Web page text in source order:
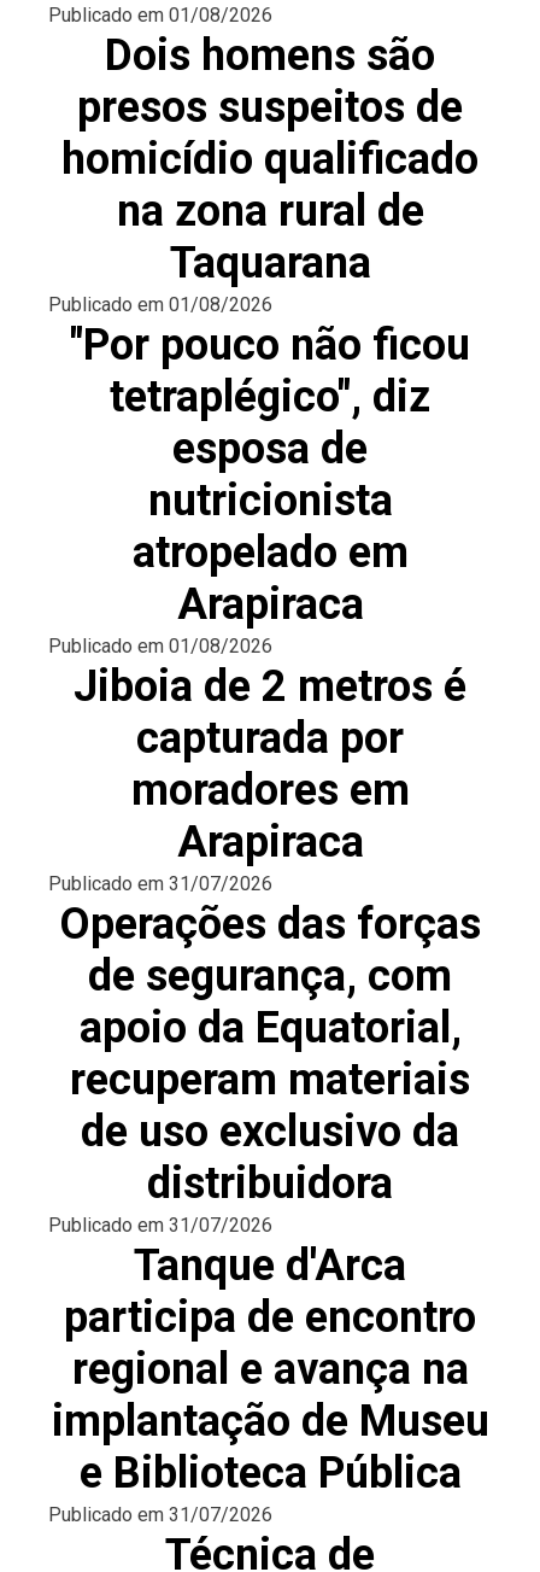
Publicado em 01/08/2026
Dois homens são
presos suspeitos de
homicídio qualificado
na zona rural de
Taquarana
Publicado em 01/08/2026
"Por pouco não ficou
tetraplégico", diz
esposa de
nutricionista
atropelado em
Arapiraca
Publicado em 01/08/2026
Jiboia de 2 metros é
capturada por
moradores em
Arapiraca
Publicado em 31/07/2026
Operações das forças
de segurança, com
apoio da Equatorial,
recuperam materiais
de uso exclusivo da
distribuidora
Publicado em 31/07/2026
Tanque d'Arca
participa de encontro
regional e avança na
implantação de Museu
e Biblioteca Pública
Publicado em 31/07/2026
Técnica de